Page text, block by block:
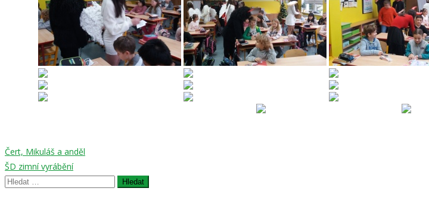
Navigace
pro
Čert, Mikuláš a anděl
ŠD zimní vyrábění
Vyhledávání